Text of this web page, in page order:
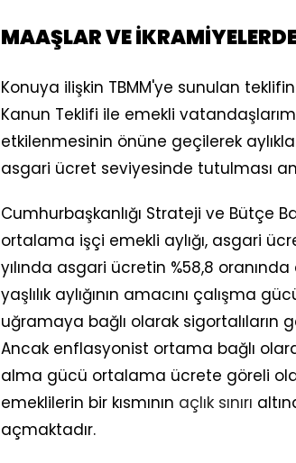
MAAŞLAR VE
Konuya ilişkin TBMM'ye sunulan
Kanun Teklifi ile emekli
etkilenmesinin önüne geçilerek
asgari ücret seviyesinde tutulması
Cumhurbaşkanlığı Strateji ve Bütçe
ortalama işçi emekli aylığı, asgari
yılında asgari ücretin %58,8 oranında
yaşlılık aylığının amacını çalışma
uğramaya bağlı olarak
Ancak enflasyonist ortama bağlı
alma gücü ortalama ücrete göreli
emeklilerin bir kısmının açlık sınırı
açmaktadır.